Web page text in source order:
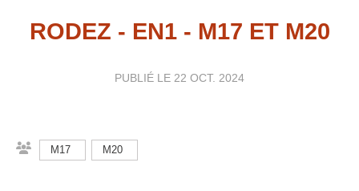
RODEZ - EN1 - M17 ET M20
PUBLIÉ LE 22 OCT. 2024
M17 M20